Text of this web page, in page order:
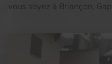
vous soyez à Briançon,